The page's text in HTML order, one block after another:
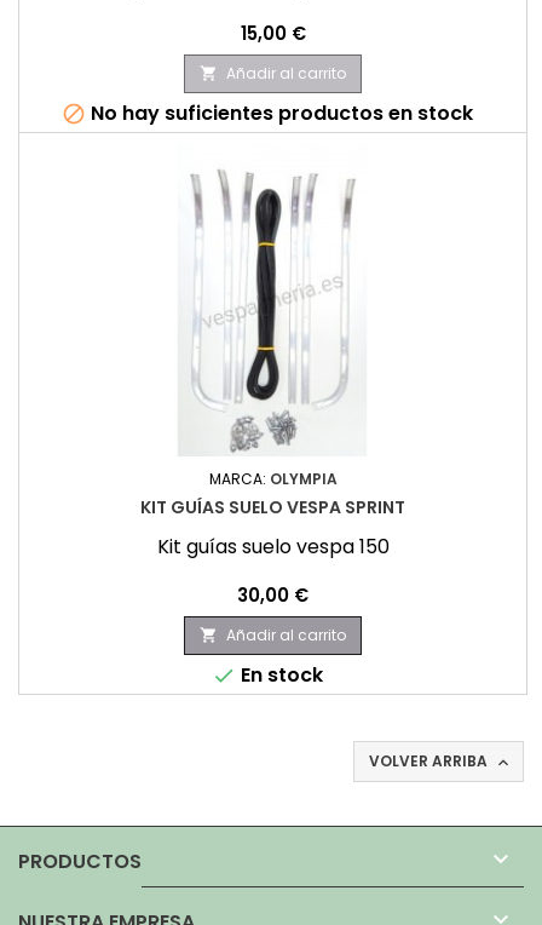
Precio
15,00 €
 Añadir al carrito
 No hay suficientes productos en stock
MARCA: OLYMPIA
KIT GUÍAS SUELO VESPA SPRINT
Kit guías suelo vespa 150
Precio
30,00 €
 Añadir al carrito
 En stock
VOLVER ARRIBA 
PRODUCTOS 